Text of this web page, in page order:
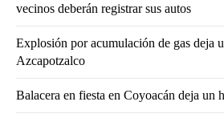
vecinos deberán registrar sus autos
Explosión por acumulación de gas deja
Azcapotzalco
Balacera en fiesta en Coyoacán deja un